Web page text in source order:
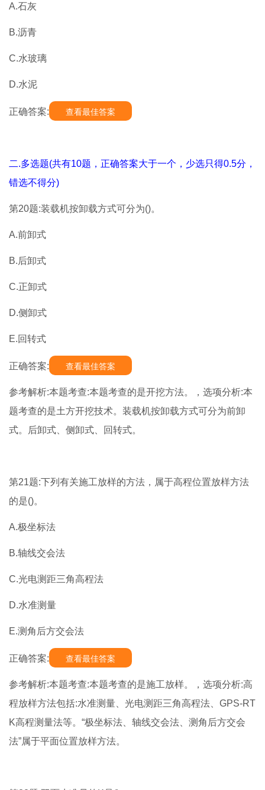
A.石灰
B.沥青
C.水玻璃
D.水泥
正确答案: 查看最佳答案
二.多选题(共有10题，正确答案大于一个，少选只得0.5分，
错选不得分)
第20题:装载机按卸载方式可分为()。
A.前卸式
B.后卸式
C.正卸式
D.侧卸式
E.回转式
正确答案: 查看最佳答案
参考解析:本题考查:本题考查的是开挖方法。，选项分析:本
题考查的是土方开挖技术。装载机按卸载方式可分为前卸
式。后卸式、侧卸式、回转式。
第21题:下列有关施工放样的方法，属于高程位置放样方法
的是()。
A.极坐标法
B.轴线交会法
C.光电测距三角高程法
D.水准测量
E.测角后方交会法
正确答案: 查看最佳答案
参考解析:本题考查:本题考查的是施工放样。，选项分析:高
程放样方法包括:水准测量、光电测距三角高程法、GPS-RT
K高程测量法等。“极坐标法、轴线交会法、测角后方交会
法”属于平面位置放样方法。